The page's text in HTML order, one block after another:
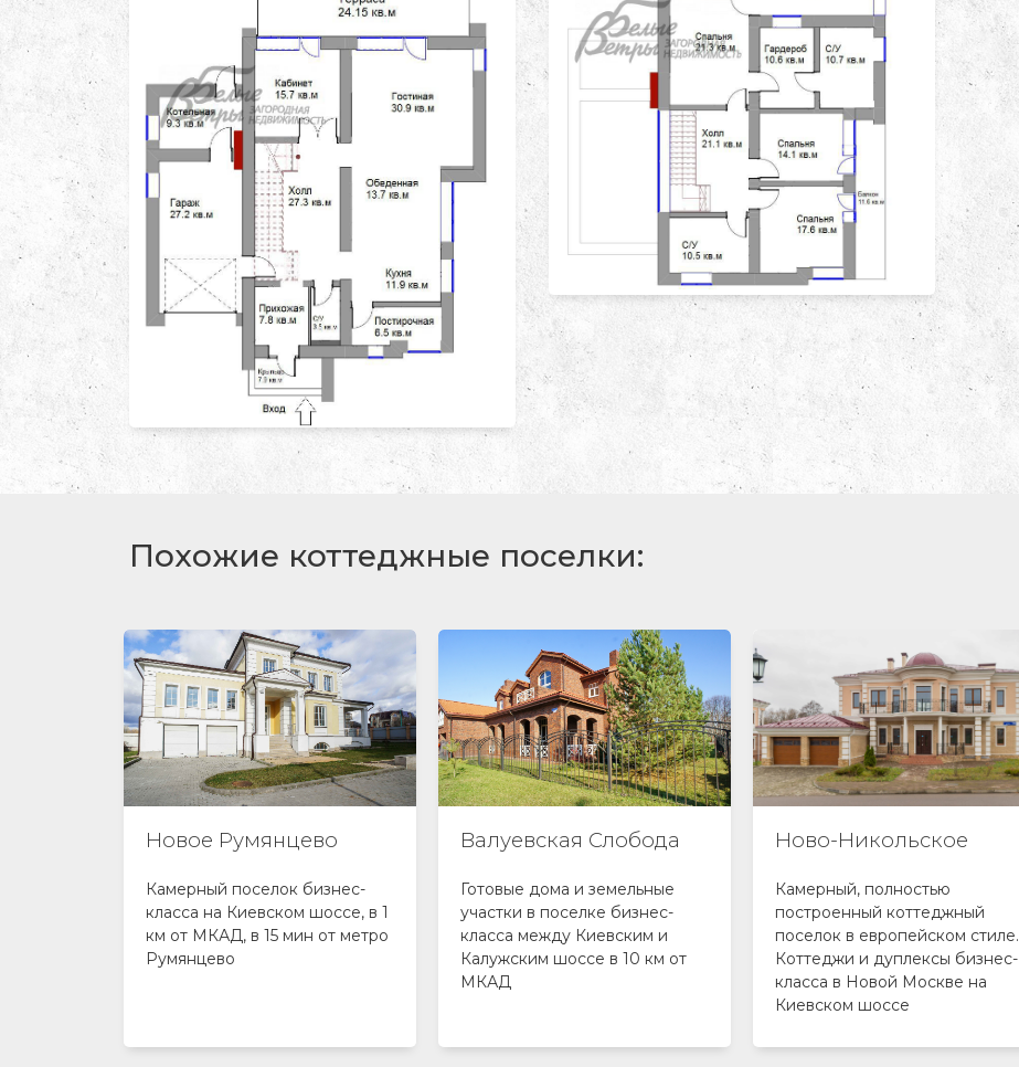
Похожие коттеджные поселки:
Новое Румянцево
Камерный поселок бизнес-
класса на Киевском шоссе, в 1
км от МКАД, в 15 мин от метро
Румянцево
Валуевская Слобода
Готовые дома и земельные
участки в поселке бизнес-
класса между Киевским и
Калужским шоссе в 10 км от
МКАД
Ново-Никольское
Камерный, полностью
построенный коттеджный
поселок в европейском стиле.
Коттеджи и дуплексы бизнес-
класса в Новой Москве на
Киевском шоссе